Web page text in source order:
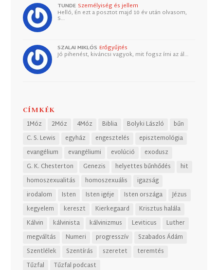
TUNDE Személyiség és jellem
Helló, Én ezt a posztot majd 10 év után olvasom,
S…
SZALAI MIKLÓS Erőgyűjtés
Jó pihenést, kiváncsi vagyok, mit fogsz írni az ál…
CÍMKÉK
1Móz 2Móz 4Móz Biblia Bolyki László
bűn
C. S. Lewis
egyház engesztelés
episztemológia
evangélium
evangéliumi evolúció
exodusz
G. K. Chesterton
Genezis helyettes bűnhődés
hit
homoszexualitás
homoszexuális
igazság
irodalom
Isten Isten igéje Isten országa
Jézus
kegyelem
kereszt Kierkegaard
Krisztus halála
Kálvin
kálvinista kálvinizmus Leviticus
Luther
megváltás
Numeri progresszív
Szabados Ádám
Szentlélek
Szentírás szeretet
teremtés
Tűzfal
Tűzfal podcast